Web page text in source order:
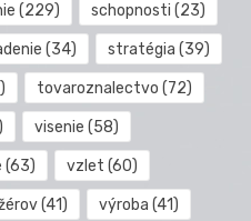
(229) schopnosti (23)
(34) stratégia (39)
tovaroznalectvo (72)
visenie (58)
(63) vzlet (60)
(41) výroba (41)